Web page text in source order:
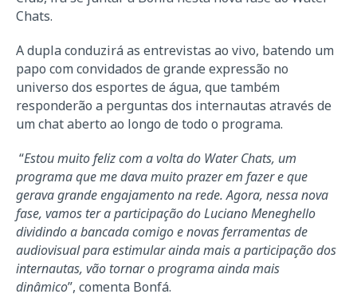
Chats.
A dupla conduzirá as entrevistas ao vivo, batendo um
papo com convidados de grande expressão no
universo dos esportes de água, que também
responderão a perguntas dos internautas através de
um chat aberto ao longo de todo o programa.
“Estou muito feliz com a volta do Water Chats, um
programa que me dava muito prazer em fazer e que
gerava grande engajamento na rede. Agora, nessa nova
fase, vamos ter a participação do Luciano Meneghello
dividindo a bancada comigo e novas ferramentas de
audiovisual para estimular ainda mais a participação dos
internautas, vão tornar o programa ainda mais
dinâmico”, comenta Bonfá.